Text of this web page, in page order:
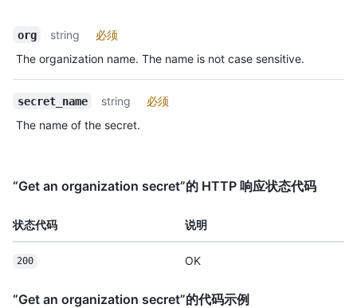
org string
必须
The organization name. The name is not case sensitive.
secret_name string
必须
The name of the secret.
“Get an organization secret”的 HTTP 响应状态代码
状态代码 说明
200 OK
“Get an organization secret”的代码示例